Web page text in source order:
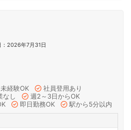
：2026年7月31日
未経験OK
社員登用あり
なし
週2～3日からOK
即日勤務OK 駅から5分以内